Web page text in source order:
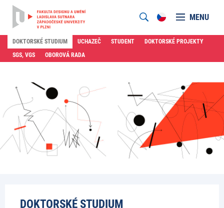
MENU
DOKTORSKÉ STUDIUM UCHAZEČ STUDENT
DOKTORSKÉ PROJEKTY
SGS, VGS
OBOROVÁ RADA
DOKTORSKÉ STUDIUM